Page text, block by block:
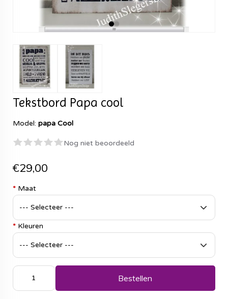
Tekstbord Papa cool
Model: papa Cool
Nog niet beoordeeld
€29,00
* Maat
* Kleuren
Bestellen